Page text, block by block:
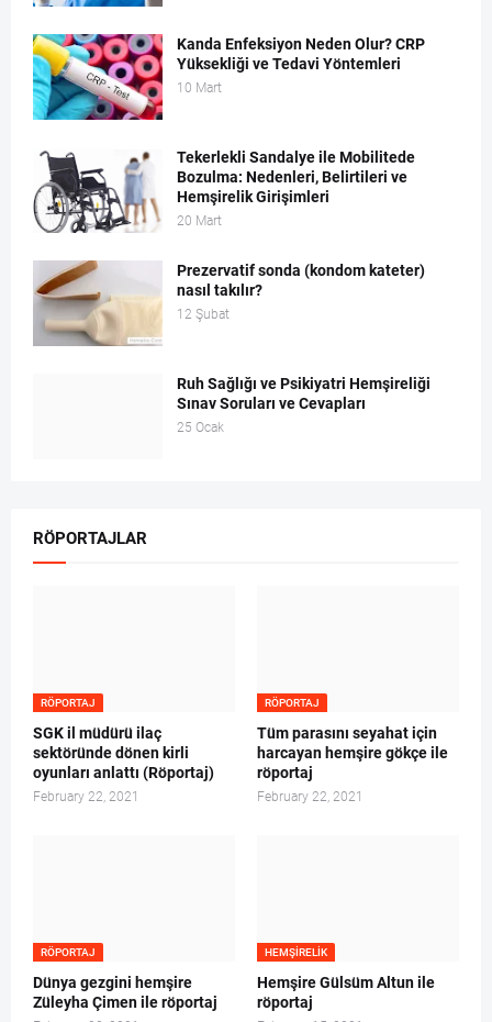
Kanda Enfeksiyon Neden Olur? CRP
Yüksekliği ve Tedavi Yöntemleri
10 Mart
Tekerlekli Sandalye ile Mobilitede
Bozulma: Nedenleri, Belirtileri ve
Hemşirelik Girişimleri
20 Mart
Prezervatif sonda (kondom kateter)
nasıl takılır?
12 Şubat
Ruh Sağlığı ve Psikiyatri Hemşireliği
Sınav Soruları ve Cevapları
25 Ocak
RÖPORTAJLAR
RÖPORTAJ
SGK il müdürü ilaç
sektöründe dönen kirli
oyunları anlattı (Röportaj)
February 22, 2021
RÖPORTAJ
Tüm parasını seyahat için
harcayan hemşire gökçe ile
röportaj
February 22, 2021
RÖPORTAJ
Dünya gezgini hemşire
Züleyha Çimen ile röportaj
HEMŞIRELIK
Hemşire Gülsüm Altun ile
röportaj